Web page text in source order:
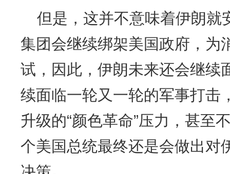
但是，这并不意味着伊朗就
集团会继续绑架美国政府，为
试，因此，伊朗未来还会继续
续面临一轮又一轮的军事打击
升级的“颜色革命”压力，甚至
个美国总统最终还是会做出对